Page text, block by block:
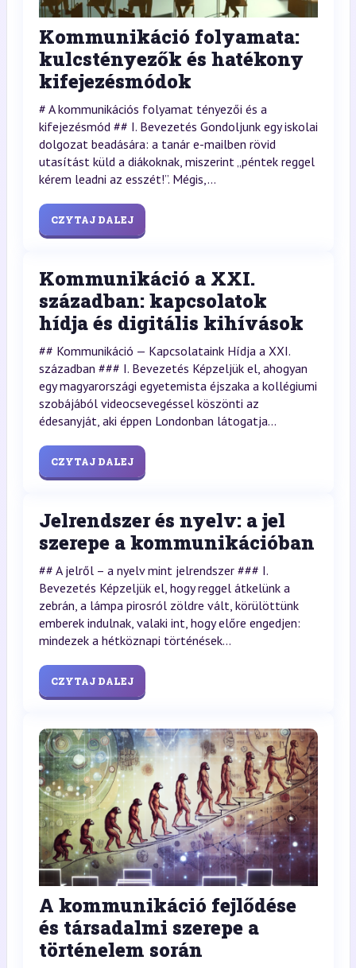
Kommunikáció folyamata:
kulcstényezők és hatékony
kifejezésmódok
# A kommunikációs folyamat tényezői és a
kifejezésmód ## I. Bevezetés Gondoljunk egy iskolai
dolgozat beadására: a tanár e-mailben rövid
utasítást küld a diákoknak, miszerint „péntek reggel
kérem leadni az esszét!”. Mégis,...
CZYTAJ DALEJ
Kommunikáció a XXI.
században: kapcsolatok
hídja és digitális kihívások
## Kommunikáció — Kapcsolataink Hídja a XXI.
században ### I. Bevezetés Képzeljük el, ahogyan
egy magyarországi egyetemista éjszaka a kollégiumi
szobájából videocsevegéssel köszönti az
édesanyját, aki éppen Londonban látogatja...
CZYTAJ DALEJ
Jelrendszer és nyelv: a jel
szerepe a kommunikációban
## A jelről – a nyelv mint jelrendszer ### I.
Bevezetés Képzeljük el, hogy reggel átkelünk a
zebrán, a lámpa pirosról zöldre vált, körülöttünk
emberek indulnak, valaki int, hogy előre engedjen:
mindezek a hétköznapi történések...
CZYTAJ DALEJ
A kommunikáció fejlődése
és társadalmi szerepe a
történelem során